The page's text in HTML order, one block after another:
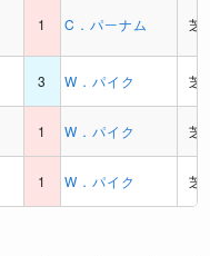
1 C．パーナム 芝
3 W．パイク 芝
1 W．パイク 芝
1 W．パイク 芝